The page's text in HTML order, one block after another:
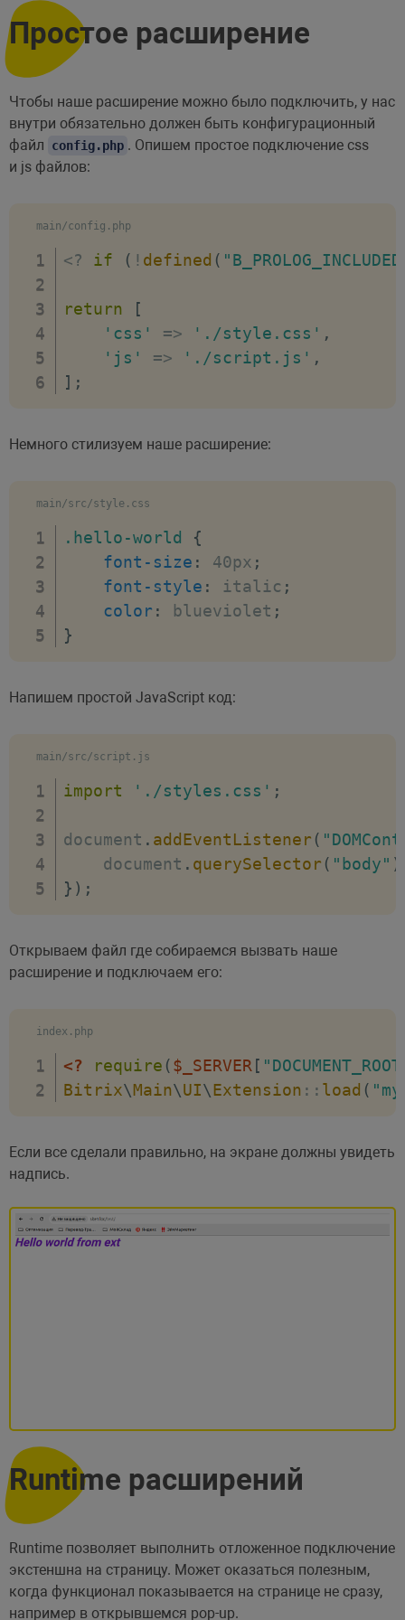
Простое расширение
Чтобы наше расширение можно было подключить, у нас
внутри обязательно должен быть конфигурационный
файл
config.php . Опишем простое подключение css
и js файлов:
main/config.php
<? if ( ! defined (
return
[
'css'
=> './style.css' ,
'js'
=> './script.js' ,
] ;
Немного стилизуем наше расширение:
main/src/style.css
.hello-world
{
font-size : 40px ;
font-style : italic ;
color : blueviolet ;
}
Напишем простой JavaScript код:
main/src/script.js
import './styles.css' ;
document . addEventListener (
    document
. querySelector ( "body" )
} ) ;
Открываем файл где собираемся вызвать наше
расширение и подключаем его:
index.php
<? require ($_SERVER [
Bitrix\Main\UI\Extension :: load (
Если все сделали правильно, на экране должны увидеть
надпись.
Runtime расширений
Runtime позволяет выполнить отложенное подключение
экстеншна на страницу. Может оказаться полезным,
когда функционал показывается на странице не сразу,
например в открывшемся pop-up.